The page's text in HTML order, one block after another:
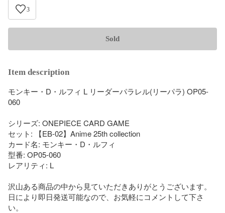
3
Sold
Item description
モンキー・D・ルフィ L リーダーパラレル(リーパラ) OP05-
060
シリーズ: ONEPIECE CARD GAME
セット: 【EB-02】Anime 25th collection
カード名: モンキー・D・ルフィ
型番: OP05-060
レアリティ: L
沢山ある商品の中から見ていただきありがとうございます。
日により即日発送可能なので、お気軽にコメントして下さ
い。